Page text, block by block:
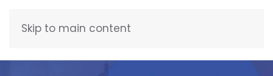
Skip to main content